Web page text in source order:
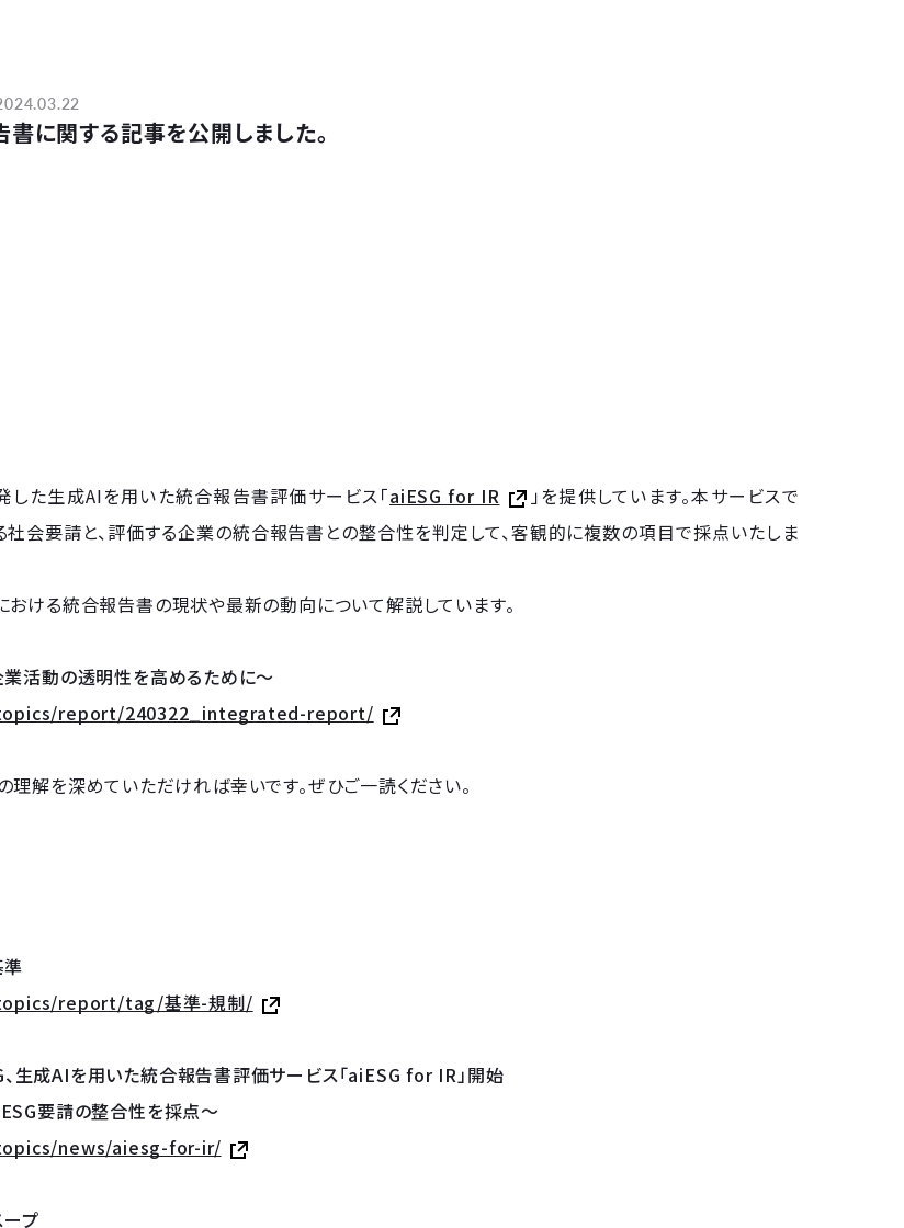
に関する記事を公開しました。
した生成AIを用いた統合報告書評価サービス「aiESG for IR
」を提供しています。本サービスで
社会要請と、評価する企業の統合報告書との整合性を判定して、客観的に複数の項目で採点いたしま
おける統合報告書の現状や最新の動向について解説しています。
業活動の透明性を高めるために〜
report/240322_integrated-report/
理解を深めていただければ幸いです。ぜひご一読ください。
report/tag/基準-規制/
、生成AIを用いた統合報告書評価サービス「aiESG for IR」開始
要請の整合性を採点～
news/aiesg-for-ir/
ープ